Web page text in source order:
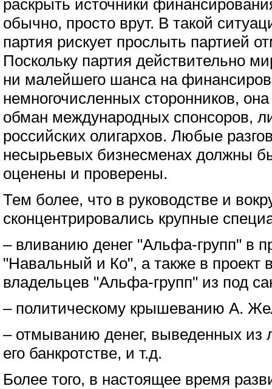
раскрыть источники
обычно, просто врут. В такой
партия рискует прослыть партией
Поскольку партия действительно
ни малейшего шанса на
немногочисленных сторонников,
обман международных спонсоров,
российских олигархов. Любые
несырьевых бизнесменах должны
оценены и проверены.
Тем более, что в руководстве и
сконцентрировались крупные
– вливанию денег "Альфа-групп" в
"Навальный и Ко", а также в проект
владельцев "Альфа-групп" из под
– политическому крышеванию А.
– отмыванию денег, выведенных из
его банкротстве, и т.д.
Более того, в настоящее время